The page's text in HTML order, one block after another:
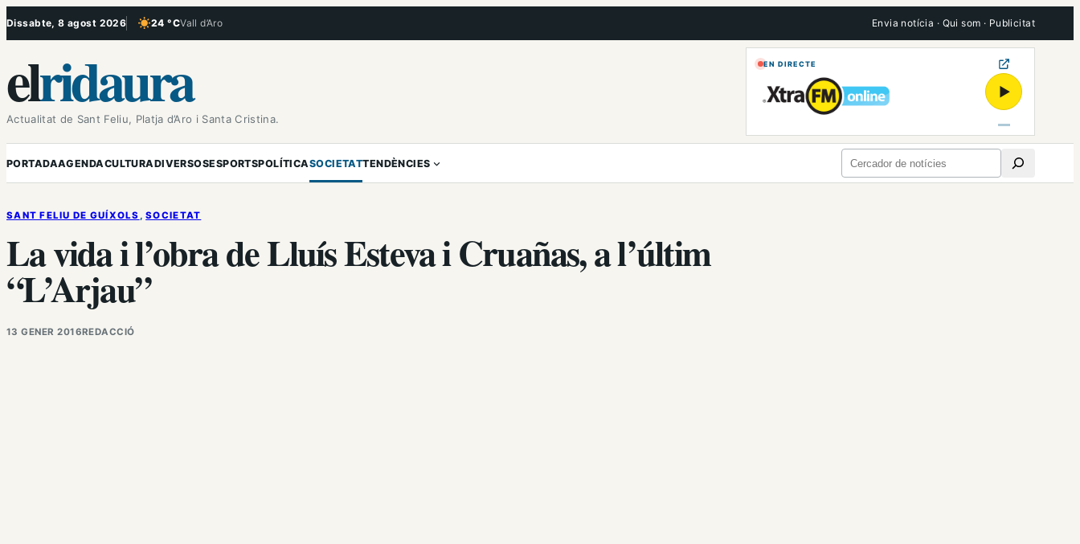
Vés
Dissabte, 8 agost 2026 24 °CVall d’Aro
, Cel serè Envia notícia · Qui som · Publicitat
elridaura
Actualitat de Sant Feliu, Platja d’Aro i Santa Cristina.
EN DIRECTE
▶
PORTADAAGENDACULTURADIVERSOSESPORTSPOLÍTICASOCIETATTENDÈNCIES Cerca
SANT FELIU DE GUÍXOLS , SOCIETAT
La vida i l’obra de Lluís Esteva i Cruañas, a l’últim
“L’Arjau”
13 GENER 2016REDACCIÓ